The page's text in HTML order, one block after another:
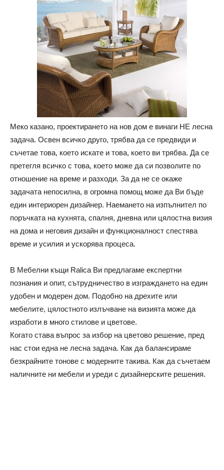
Меко казано, проектирането на нов дом е винаги НЕ лесна
задача. Освен всичко друго, трябва да се предвиди и
съчетае това, което искате и това, което ви трябва. Да се
претегля всичко с това, което може да си позволите по
отношение на време и разходи. За да не се окаже
задачата непосилна, в огромна помощ може да Ви бъде
един интериорен дизайнер. Наемането на изпълнител по
поръчката на кухнята, спалня, дневна или цялостна визия
на дома и неговия дизайн и функционалност спестява
време и усилия и ускорява процеса.
В Мебелни къщи Ralica Ви предлагаме експертни
познания и опит, сътрудничество в изграждането на един
удобен и модерен дом. Подобно на дрехите или
мебелите, цялостното излъчване на визията може да
изработи в много стилове и цветове.
Когато става въпрос за избор на цветово решение, пред
нас стои една не лесна задача. Как да балансираме
безкрайните тонове с модерните такива. Как да съчетаем
наличните ни мебели и уреди с дизайнерските решения.